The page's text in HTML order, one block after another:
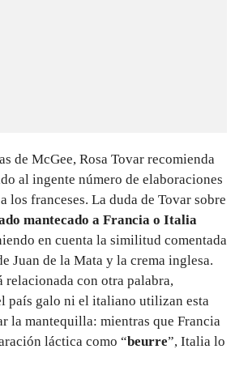
de McGee, Rosa Tovar recomienda
al ingente número de elaboraciones
los franceses. La duda de Tovar sobre
mantecado a Francia o Italia
en cuenta la similitud comentada
Juan de la Mata y la crema inglesa.
relacionada con otra palabra,
país galo ni el italiano utilizan esta
la mantequilla: mientras que Francia
láctica como “beurre”, Italia lo